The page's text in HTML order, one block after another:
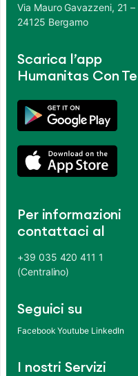
Via Mauro Gavazzeni, 21 –
24125 Bergamo
Scarica l’app
Humanitas Con Te
Per informazioni
contattaci al
+39 035 420 411 1
(Centralino)
Seguici su
Facebook Youtube LinkedIn
I nostri Servizi